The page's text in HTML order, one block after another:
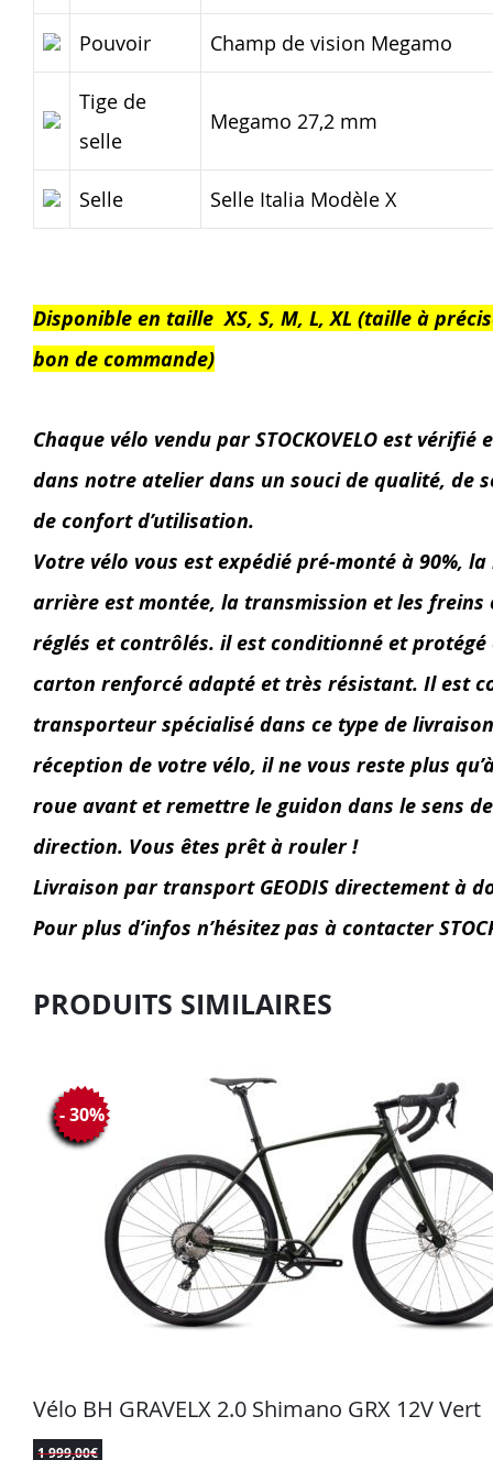
Pouvoir Champ de vision Megamo
Tige de
selle
Megamo 27,2 mm
Selle Selle Italia Modèle X
Disponible en taille XS, S, M, L, XL (taille à
bon de commande)
Chaque vélo vendu par STOCKOVELO est vérifié
dans notre atelier dans un souci de qualité, de
de confort d’utilisation.
Votre vélo vous est expédié pré-monté à 90%,
arrière est montée, la transmission et les freins
réglés et contrôlés. il est conditionné et protégé
carton renforcé adapté et très résistant. Il est
transporteur spécialisé dans ce type de
réception de votre vélo, il ne vous reste plus
roue avant et remettre le guidon dans le sens
direction. Vous êtes prêt à rouler !
Livraison par transport GEODIS directement à
Pour plus d’infos n’hésitez pas à contacter
PRODUITS SIMILAIRES
Vélo BH GRAVELX 2.0 Shimano GRX 12V Vert
1 999,00€
- 30%